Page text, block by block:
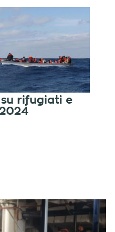
rifugiati e